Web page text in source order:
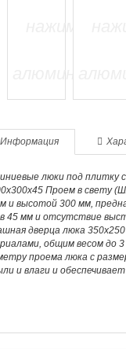
Информация
люки под плитку
Проем в свету
и высотой 300 мм,
45 мм и отсутствие
дверца люка
общим весом до
проема люка с
и влаги и обеспечивает